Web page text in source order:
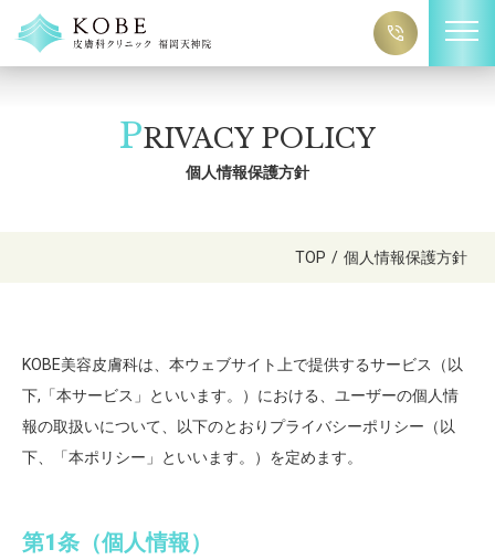
PRIVACY POLICY
個人情報保護方針
TOP / 個人情報保護方針
KOBE美容皮膚科は、本ウェブサイト上で提供するサービス（以
下,「本サービス」といいます。）における、ユーザーの個人情
報の取扱いについて、以下のとおりプライバシーポリシー（以
下、「本ポリシー」といいます。）を定めます。
第1条（個人情報）